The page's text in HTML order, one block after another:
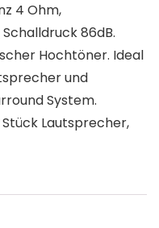
4 Ohm,
86dB.
Hochtöner. Ideal
und
System.
Stück Lautsprecher,